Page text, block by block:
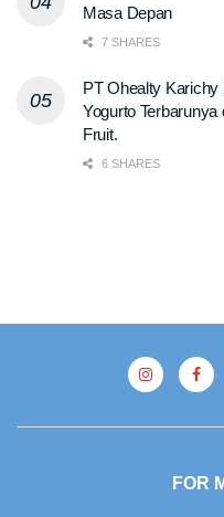
Masa Depan
7 SHARES
PT Ohealty
Yogurto
Fruit.
6 SHARES
FOR